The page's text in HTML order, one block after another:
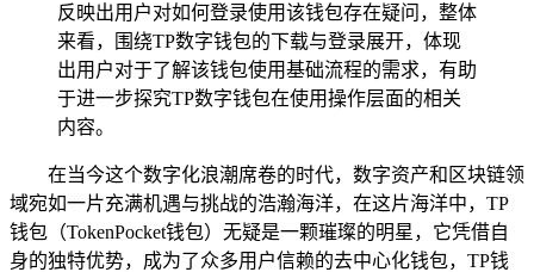
反映出用户对如何登录使用该钱包存在疑问，整体
来看，围绕TP数字钱包的下载与登录展开，体现
出用户对于了解该钱包使用基础流程的需求，有助
于进一步探究TP数字钱包在使用操作层面的相关
内容。
在当今这个数字化浪潮席卷的时代，数字资产和区块链领
域宛如一片充满机遇与挑战的浩瀚海洋，在这片海洋中，TP
钱包（TokenPocket钱包）无疑是一颗璀璨的明星，它凭借自
身的独特优势，成为了众多用户信赖的去中心化钱包，TP钱